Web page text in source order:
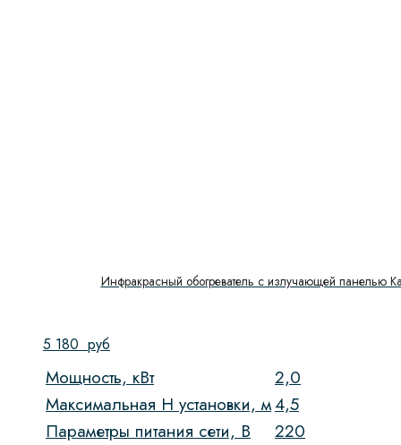
Инфракрасный обогреватель с излучающей панелью
5 180 руб
Мощность, кВт
2,0
Максимальная H установки, м4,5
Параметры питания сети, В
220